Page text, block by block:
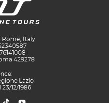
Rome, Italy
429278
Lazio
23/12/1986